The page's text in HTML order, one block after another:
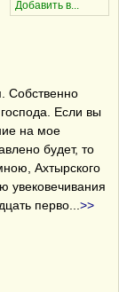
Собственно
Если вы
на мое
будет, то
Ахтырского
увековечивания
перво
>>